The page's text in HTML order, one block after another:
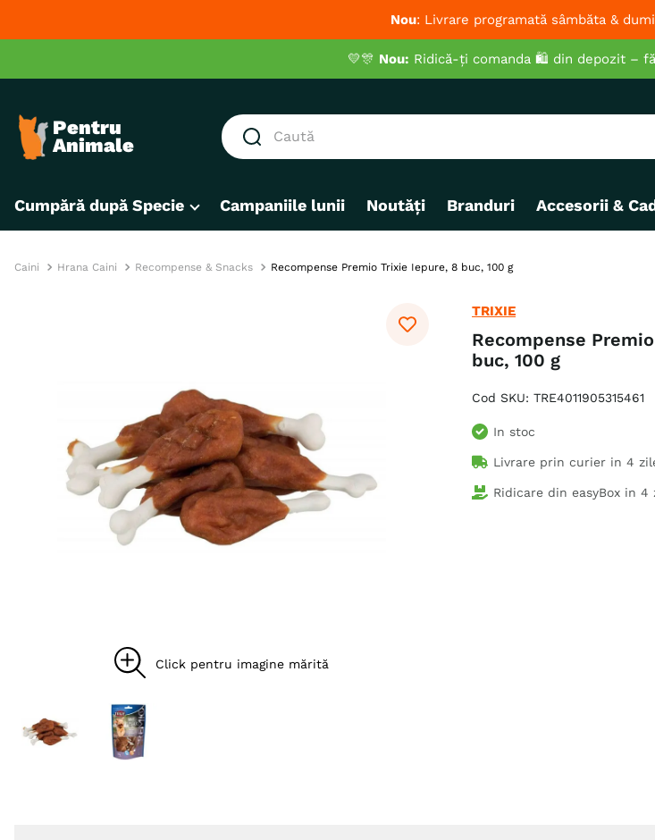
Nou: Livrare programată sâmbăta &
💛🎊 Nou: Ridică-ți comanda 🛍️ din depozit –
Caută
1. hrana umeda pisici
3.
hrana uscata pisici
8.
acana
9. recompense caini
10. brit caini
Cumpără după Specie Campaniile lunii Noutăți Branduri Accesorii &
Caini Hrana Caini Recompense & Snacks Recompense Premio Trixie Iepure, 8 buc, 100 g
TRIXIE
Recompense
buc, 100 g
Cod SKU: TRE4011905315461
In stoc
Livrare prin curier in 4
Ridicare din easyBox in 4